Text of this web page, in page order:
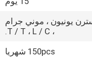
يونيون ، موني جرام
، T / T ، L / C.
150pcs شهريا